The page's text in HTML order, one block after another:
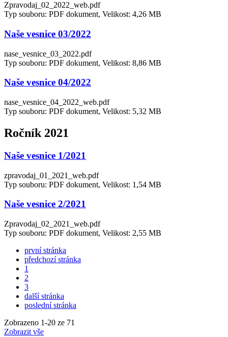
Zpravodaj_02_2022_web.pdf
Typ souboru: PDF dokument, Velikost: 4,26 MB
Naše vesnice 03/2022
nase_vesnice_03_2022.pdf
Typ souboru: PDF dokument, Velikost: 8,86 MB
Naše vesnice 04/2022
nase_vesnice_04_2022_web.pdf
Typ souboru: PDF dokument, Velikost: 5,32 MB
Ročník 2021
Naše vesnice 1/2021
zpravodaj_01_2021_web.pdf
Typ souboru: PDF dokument, Velikost: 1,54 MB
Naše vesnice 2/2021
Zpravodaj_02_2021_web.pdf
Typ souboru: PDF dokument, Velikost: 2,55 MB
první stránka
předchozí stránka
1
2
3
další stránka
poslední stránka
Zobrazeno 1-20 ze 71
Zobrazit vše